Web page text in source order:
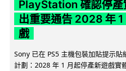
PlayStation 確認停產
出重要通告 2028 年
戲
Sony 已在 PS5 主機包裝加貼提示
計劃：2028 年 1 月起停產新遊戲實